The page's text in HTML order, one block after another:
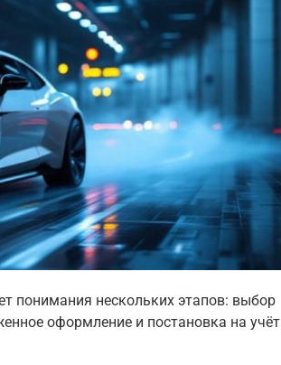
понимания нескольких этапов: выбор
оформление и постановка на учёт